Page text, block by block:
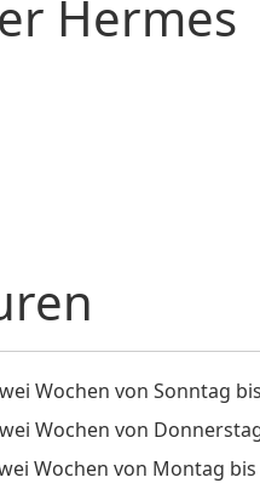
Wochen von Sonntag
Wochen von
Wochen von Montag